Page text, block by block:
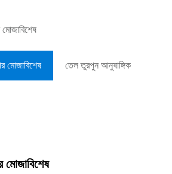
মোজাবিশেষ
মোজাবিশেষ তেল তুরপুন আনুষাঙ্গিক
মোজাবিশেষ